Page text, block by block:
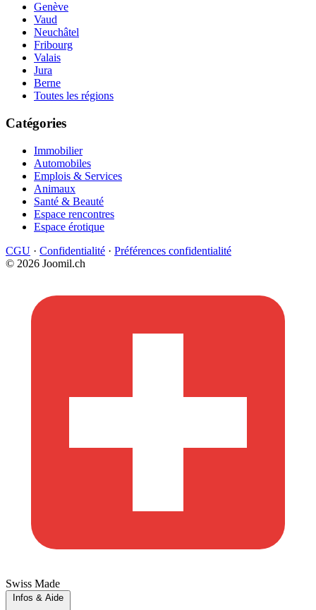
Genève
Vaud
Neuchâtel
Fribourg
Valais
Jura
Berne
Toutes les régions
Catégories
Immobilier
Automobiles
Emplois & Services
Animaux
Santé & Beauté
Espace rencontres
Espace érotique
CGU · Confidentialité · Préférences confidentialité
© 2026 Joomil.ch
Swiss Made
Infos & Aide